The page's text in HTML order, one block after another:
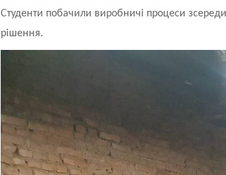
Студенти побачили виробничі процеси
рішення.